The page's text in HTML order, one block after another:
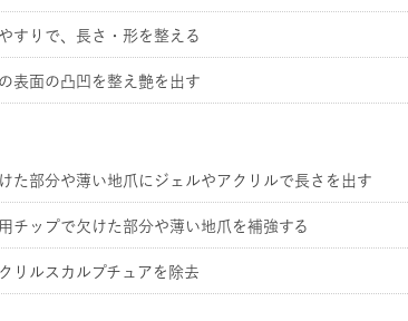
すりで、長さ・形を整える
表面の凸凹を整え艶を出す
た部分や薄い地爪にジェルやアクリルで長さを出す
チップで欠けた部分や薄い地爪を補強する
リルスカルプチュアを除去